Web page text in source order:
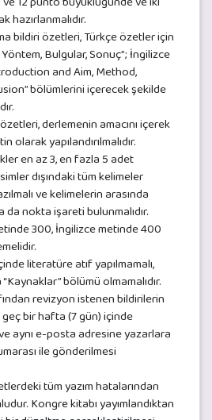
hazırlanmalıdır.
bildiri özetleri, Türkçe özetler için
Bulgular, Sonuç”; İngilizce
and Aim, Method,
bölümlerini içerecek şekilde
derlemenin amacını içerek
olarak yapılandırılmalıdır.
en az 3, en fazla 5 adet
dışındaki tüm kelimeler
ve kelimelerin arasında
da nokta işareti bulunmalıdır.
300, İngilizce metinde 400
literatüre atıf yapılmamalı,
bölümü olmamalıdır.
revizyon istenen bildirilerin
geç bir hafta (7 gün) içinde
aynı e-posta adresine yazarlara
ile gönderilmesi
tüm yazım hatalarından
Kongre kitabı yayımlandıktan